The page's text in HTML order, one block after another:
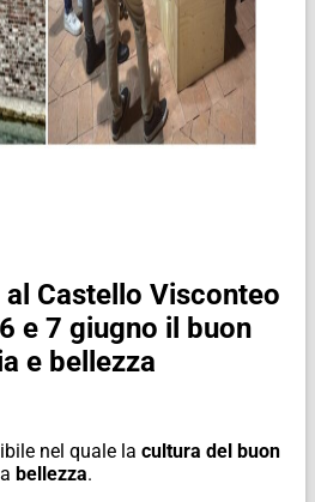
Castello Visconteo
e 7 giugno il buon
e bellezza
nel quale la cultura del buon
bellezza.